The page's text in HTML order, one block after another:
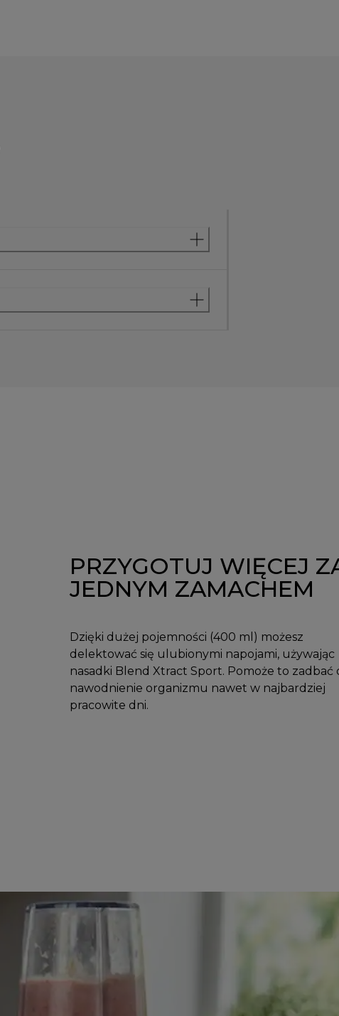
PRZYGOTUJ WIĘCEJ
JEDNYM ZAMACHEM
Dzięki dużej pojemności (400 ml) możesz
delektować się ulubionymi napojami, używając
nasadki Blend Xtract Sport. Pomoże to zadbać
nawodnienie organizmu nawet w najbardziej
pracowite dni.